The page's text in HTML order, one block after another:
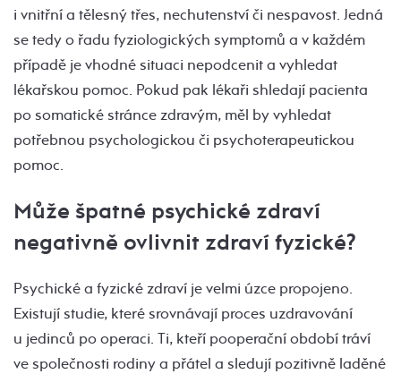
i vnitřní a tělesný třes, nechutenství či nespavost. Jedná
se tedy o řadu fyziologických symptomů a v každém
případě je vhodné situaci nepodcenit a vyhledat
lékařskou pomoc. Pokud pak lékaři shledají pacienta
po somatické stránce zdravým, měl by vyhledat
potřebnou psychologickou či psychoterapeutickou
pomoc.
Může špatné psychické zdraví
negativně ovlivnit zdraví fyzické?
Psychické a fyzické zdraví je velmi úzce propojeno.
Existují studie, které srovnávají proces uzdravování
u jedinců po operaci. Ti, kteří pooperační období tráví
ve společnosti rodiny a přátel a sledují pozitivně laděné